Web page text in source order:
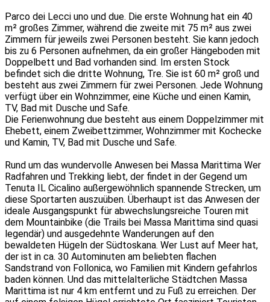
Parco dei Lecci uno und due. Die erste Wohnung hat ein 40
m² großes Zimmer, während die zweite mit 75 m² aus zwei
Zimmern für jeweils zwei Personen besteht. Sie kann jedoch
bis zu 6 Personen aufnehmen, da ein großer Hängeboden mit
Doppelbett und Bad vorhanden sind. Im ersten Stock
befindet sich die dritte Wohnung, Tre. Sie ist 60 m² groß und
besteht aus zwei Zimmern für zwei Personen. Jede Wohnung
verfügt über ein Wohnzimmer, eine Küche und einen Kamin,
TV, Bad mit Dusche und Safe.
Die Ferienwohnung due besteht aus einem Doppelzimmer mit
Ehebett, einem Zweibettzimmer, Wohnzimmer mit Kochecke
und Kamin, TV, Bad mit Dusche und Safe.
Rund um das wundervolle Anwesen bei Massa Marittima Wer
Radfahren und Trekking liebt, der findet in der Gegend um
Tenuta IL Cicalino außergewöhnlich spannende Strecken, um
diese Sportarten auszuüben. Überhaupt ist das Anwesen der
ideale Ausgangspunkt für abwechslungsreiche Touren mit
dem Mountainbike (die Trails bei Massa Marittima sind quasi
legendär) und ausgedehnte Wanderungen auf den
bewaldeten Hügeln der Südtoskana. Wer Lust auf Meer hat,
der ist in ca. 30 Autominuten am beliebten flachen
Sandstrand von Follonica, wo Familien mit Kindern gefahrlos
baden können. Und das mittelalterliche Städtchen Massa
Marittima ist nur 4 km entfernt und zu Fuß zu erreichen. Der